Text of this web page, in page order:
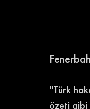
''Türk
özeti gibi